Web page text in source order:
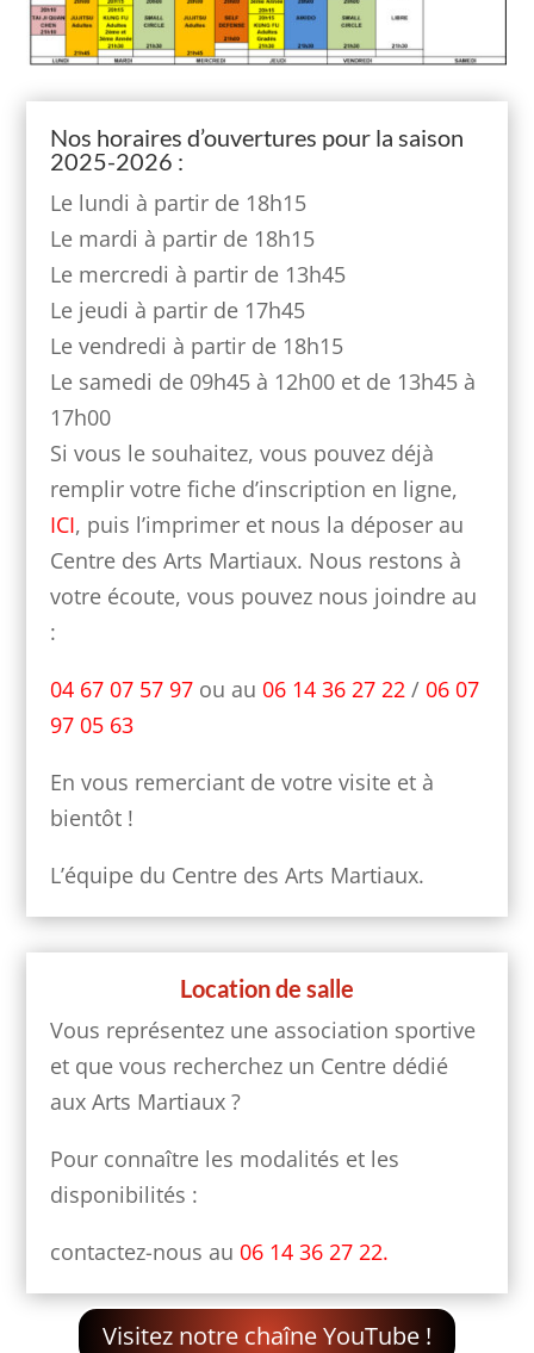
Nos horaires d’ouvertures pour la saison
2025-2026 :
Le lundi à partir de 18h15
Le mardi à partir de 18h15
Le mercredi à partir de 13h45
Le jeudi à partir de 17h45
Le vendredi à partir de 18h15
Le samedi de 09h45 à 12h00 et de 13h45 à
17h00
Si vous le souhaitez, vous pouvez déjà
remplir votre fiche d’inscription en ligne,
ICI, puis l’imprimer et nous la déposer au
Centre des Arts Martiaux. Nous restons à
votre écoute, vous pouvez nous joindre au
:
04 67 07 57 97 ou au 06 14 36 27 22 / 06 07
97 05 63
En vous remerciant de votre visite et à
bientôt !
L’équipe du Centre des Arts Martiaux.
Location de salle
Vous représentez une association sportive
et que vous recherchez un Centre dédié
aux Arts Martiaux ?
Pour connaître les modalités et les
disponibilités :
contactez-nous au 06 14 36 27 22.
Visitez notre chaîne YouTube !